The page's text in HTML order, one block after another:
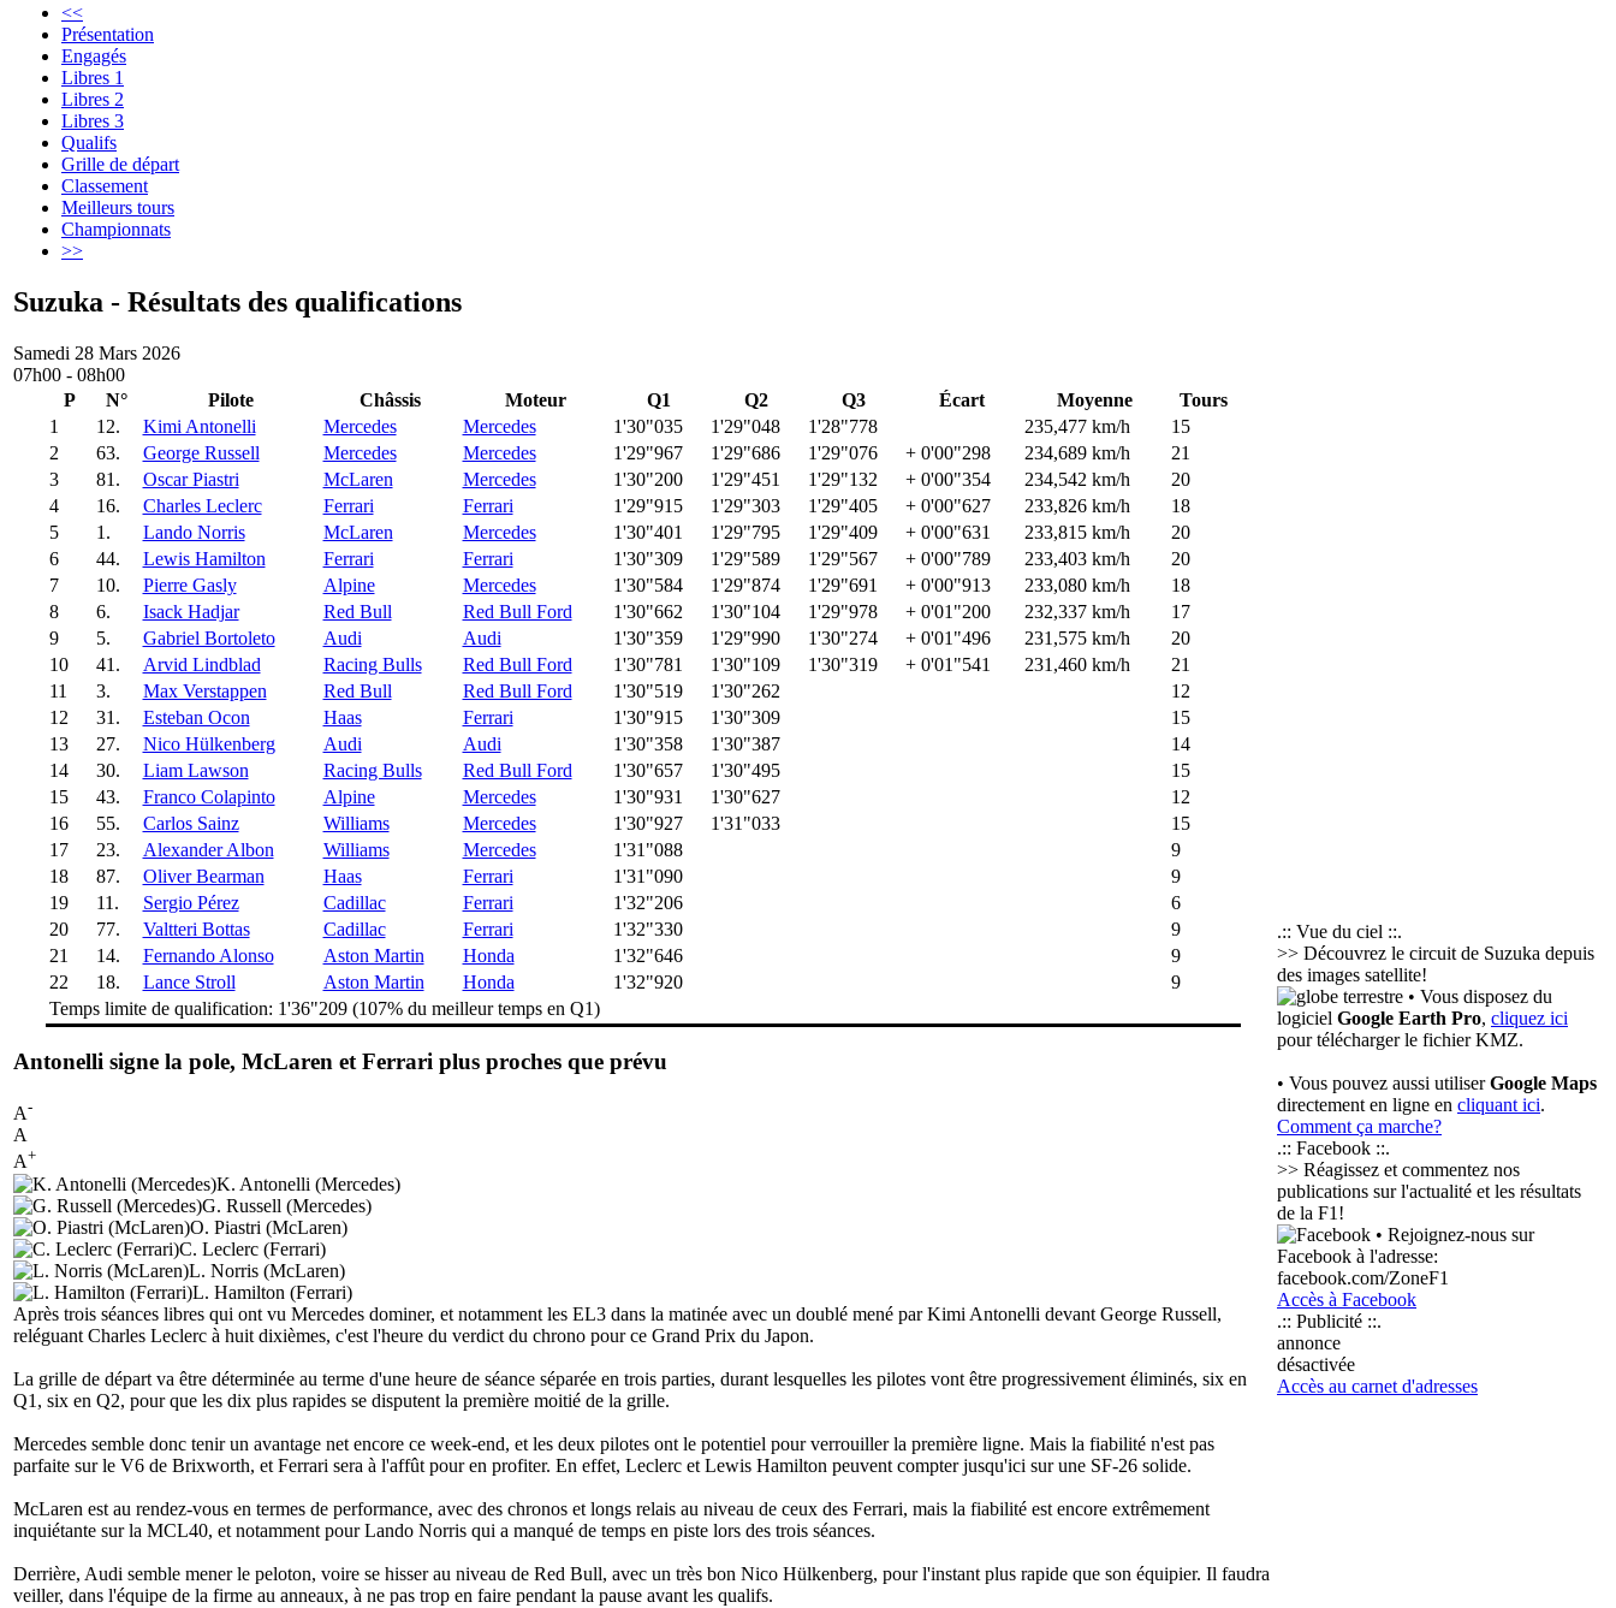
<<
Présentation
Engagés
Libres 1
Libres 2
Libres 3
Qualifs
Grille de départ
Classement
Meilleurs tours
Championnats
>>
Suzuka - Résultats des qualifications
Samedi 28 Mars 2026
07h00 - 08h00
P
N° Pilote Châssis Moteur Q1 Q2 Q3 Écart Moyenne
Tours
1
12. Kimi Antonelli Mercedes Mercedes 1'30"035 1'29"048 1'28"778 235,477 km/h
15
2
63. George Russell Mercedes Mercedes 1'29"967 1'29"686 1'29"076 + 0'00"298 234,689 km/h
21
3
81. Oscar Piastri McLaren Mercedes 1'30"200 1'29"451 1'29"132 + 0'00"354 234,542 km/h
20
4
16. Charles Leclerc Ferrari Ferrari 1'29"915 1'29"303 1'29"405 + 0'00"627 233,826 km/h
18
5
1. Lando Norris McLaren Mercedes 1'30"401 1'29"795 1'29"409 + 0'00"631 233,815 km/h
20
6
44. Lewis Hamilton Ferrari Ferrari 1'30"309 1'29"589 1'29"567 + 0'00"789 233,403 km/h
20
7
10. Pierre Gasly Alpine Mercedes 1'30"584 1'29"874 1'29"691 + 0'00"913 233,080 km/h
18
8
6. Isack Hadjar Red Bull Red Bull Ford 1'30"662 1'30"104 1'29"978 + 0'01"200 232,337 km/h
17
9
5. Gabriel Bortoleto Audi Audi 1'30"359 1'29"990 1'30"274 + 0'01"496 231,575 km/h
20
10
41. Arvid Lindblad Racing Bulls Red Bull Ford 1'30"781 1'30"109 1'30"319 + 0'01"541 231,460 km/h
21
11
3. Max Verstappen Red Bull Red Bull Ford 1'30"519 1'30"262
12
12
31. Esteban Ocon Haas Ferrari 1'30"915 1'30"309
15
13
27. Nico Hülkenberg Audi Audi 1'30"358 1'30"387
14
14
30. Liam Lawson Racing Bulls Red Bull Ford 1'30"657 1'30"495
15
15
43. Franco Colapinto Alpine Mercedes 1'30"931 1'30"627
12
16
55. Carlos Sainz Williams Mercedes 1'30"927 1'31"033
15
17
23. Alexander Albon Williams Mercedes 1'31"088
9
18
87. Oliver Bearman Haas Ferrari 1'31"090
9
19
11. Sergio Pérez Cadillac Ferrari 1'32"206
6
20
77. Valtteri Bottas Cadillac Ferrari 1'32"330
9
21
14. Fernando Alonso Aston Martin Honda 1'32"646
9
22
18. Lance Stroll Aston Martin Honda 1'32"920
9
Temps limite de qualification: 1'36"209 (107% du meilleur temps en Q1)
Antonelli signe la pole, McLaren et Ferrari plus proches que prévu
A-
A
A+
K. Antonelli (Mercedes)
G. Russell (Mercedes)
O. Piastri (McLaren)
C. Leclerc (Ferrari)
L. Norris (McLaren)
L. Hamilton (Ferrari)
Après trois séances libres qui ont vu Mercedes dominer, et notamment les EL3 dans la matinée avec un doublé mené par Kimi Antonelli devant George Russell,
reléguant Charles Leclerc à huit dixièmes, c'est l'heure du verdict du chrono pour ce Grand Prix du Japon.
La grille de départ va être déterminée au terme d'une heure de séance séparée en trois parties, durant lesquelles les pilotes vont être progressivement éliminés, six en
Q1, six en Q2, pour que les dix plus rapides se disputent la première moitié de la grille.
Mercedes semble donc tenir un avantage net encore ce week-end, et les deux pilotes ont le potentiel pour verrouiller la première ligne. Mais la fiabilité n'est pas
parfaite sur le V6 de Brixworth, et Ferrari sera à l'affût pour en profiter. En effet, Leclerc et Lewis Hamilton peuvent compter jusqu'ici sur une SF-26 solide.
McLaren est au rendez-vous en termes de performance, avec des chronos et longs relais au niveau de ceux des Ferrari, mais la fiabilité est encore extrêmement
inquiétante sur la MCL40, et notamment pour Lando Norris qui a manqué de temps en piste lors des trois séances.
Derrière, Audi semble mener le peloton, voire se hisser au niveau de Red Bull, avec un très bon Nico Hülkenberg, pour l'instant plus rapide que son équipier. Il faudra
veiller, dans l'équipe de la firme au anneaux, à ne pas trop en faire pendant la pause avant les qualifs.
.:: Vue du ciel ::.
>> Découvrez le circuit de Suzuka depuis
des images satellite!
• Vous disposez du
logiciel Google Earth Pro, cliquez ici
pour télécharger le fichier KMZ.
• Vous pouvez aussi utiliserGoogle Maps
directement en ligne en cliquant ici.
Comment ça marche?
.:: Facebook ::.
>> Réagissez et commentez nos
publications sur l'actualité et les résultats
de la F1!
• Rejoignez-nous sur
Facebook à l'adresse:
facebook.com/ZoneF1
Accès à Facebook
.:: Publicité ::.
annonce
désactivée
Accès au carnet d'adresses